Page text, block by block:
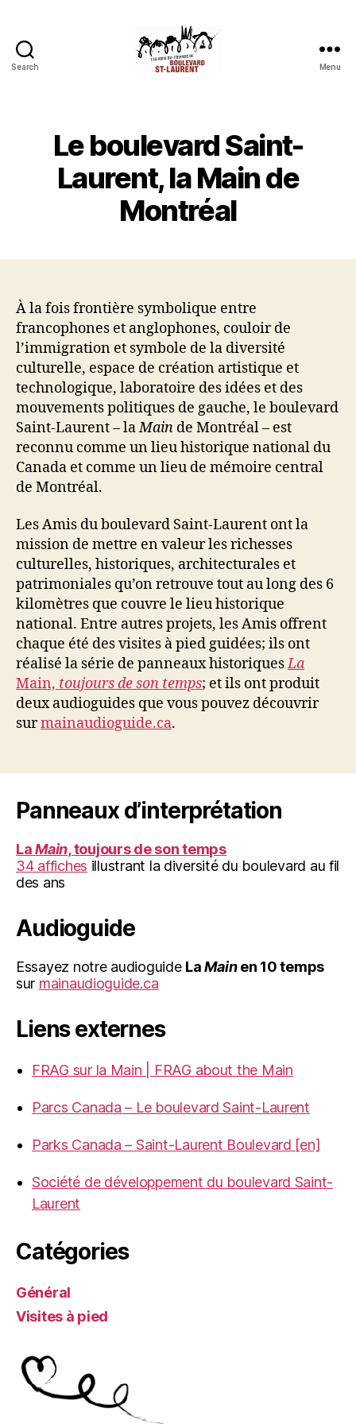
Search
boulevard
Saint-
Laurent
Menu
Le boulevard Saint-
Laurent, la Main de
Montréal
À la fois frontière symbolique entre
francophones et anglophones, couloir de
l’immigration et symbole de la diversité
culturelle, espace de création artistique et
technologique, laboratoire des idées et des
mouvements politiques de gauche, le boulevard
Saint-Laurent – laMain de Montréal – est
reconnu comme un lieu historique national du
Canada et comme un lieu de mémoire central
de Montréal.
Les Amis du boulevard Saint-Laurent ont la
mission de mettre en valeur les richesses
culturelles, historiques, architecturales et
patrimoniales qu’on retrouve tout au long des 6
kilomètres que couvre le lieu historique
national. Entre autres projets, les Amis offrent
chaque été des visites à pied guidées; ils ont
réalisé la série de panneaux historiquesLa
Main, toujours de son temps; et ils ont produit
deux audioguides que vous pouvez découvrir
surmainaudioguide.ca.
Panneaux d’interprétation
LaMain, toujours de son temps
34 affiches illustrant la diversité du boulevard au fil
des ans
Audioguide
Essayez notre audioguide LaMainen 10 temps
sur mainaudioguide.ca
Liens externes
FRAG sur la Main | FRAG about the Main
Parcs Canada – Le boulevard Saint-Laurent
Parks Canada – Saint-Laurent Boulevard [en]
Société de développement du boulevard Saint-
Laurent
Catégories
Général
Visites à pied